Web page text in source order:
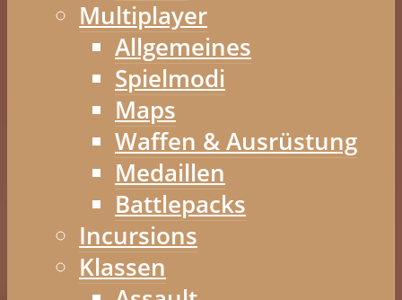
Multiplayer
Allgemeines
Spielmodi
Maps
Waffen & Ausrüstung
Medaillen
Battlepacks
Incursions
Klassen